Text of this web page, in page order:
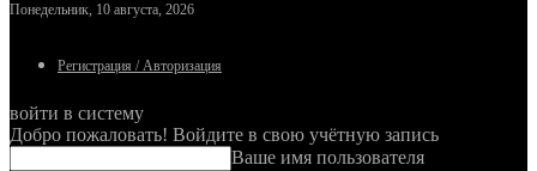
Понедельник, 10 августа, 2026
Регистрация / Авторизация
войти в систему
Добро пожаловать! Войдите в свою учётную запись
Ваше имя пользователя